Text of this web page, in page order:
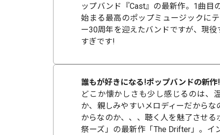
ップバンド『Cast』の最新作。1曲目
始まる最高のポップミュージックに
ー30周年を迎えたバンドですが、現
すぎです!
誰もが好きになる!ポップバンドの新作
どこか懐かしさも少し感じるのは、
か、親しみやすいメロディーだからな
からなのか、、、聴く人を魅了させる
祭ーズ」の最新作「The Drifter」。イ